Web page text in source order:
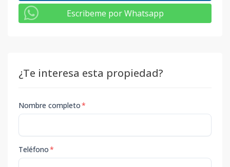
Escribeme por Whatsapp
¿Te interesa esta propiedad?
Nombre completo*
Teléfono*